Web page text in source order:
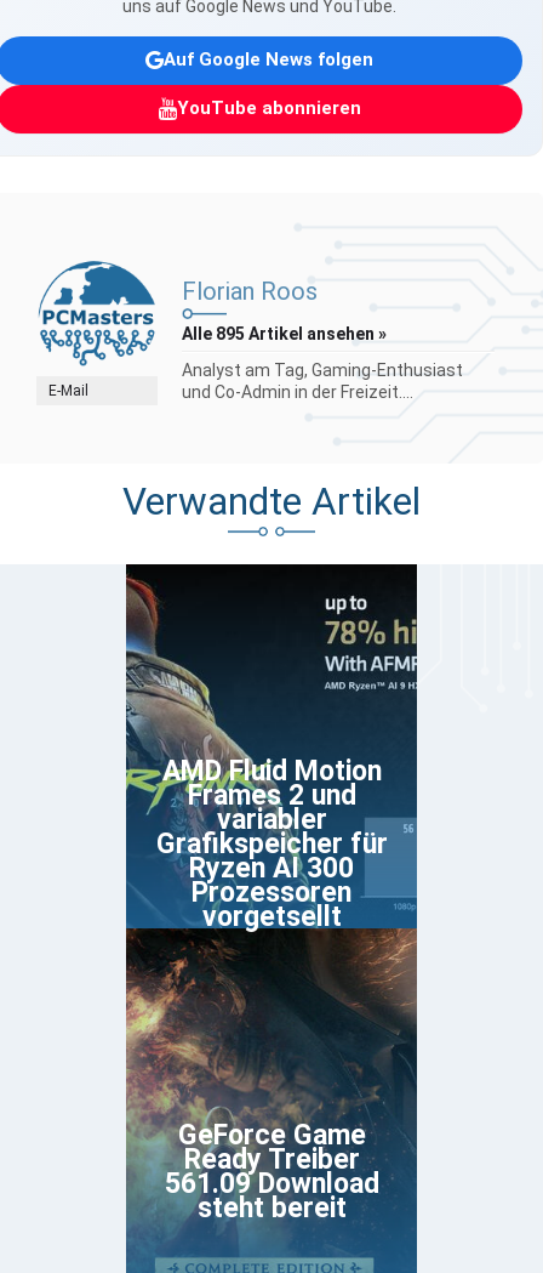
uns auf Google News und YouTube.
Auf Google News folgen
YouTube abonnieren
E-Mail
Florian Roos
Alle 895 Artikel ansehen »
Analyst am Tag, Gaming-Enthusiast
und Co-Admin in der Freizeit....
Verwandte Artikel
AMD Fluid Motion
Frames 2 und
variabler
Grafikspeicher für
Ryzen AI 300
Prozessoren
vorgetsellt
GeForce Game
Ready Treiber
561.09 Download
steht bereit